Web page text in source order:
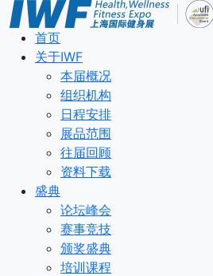
首页
关于IWF
本届概况
组织机构
日程安排
展品范围
往届回顾
资料下载
盛典
论坛峰会
赛事竞技
颁奖盛典
培训课程